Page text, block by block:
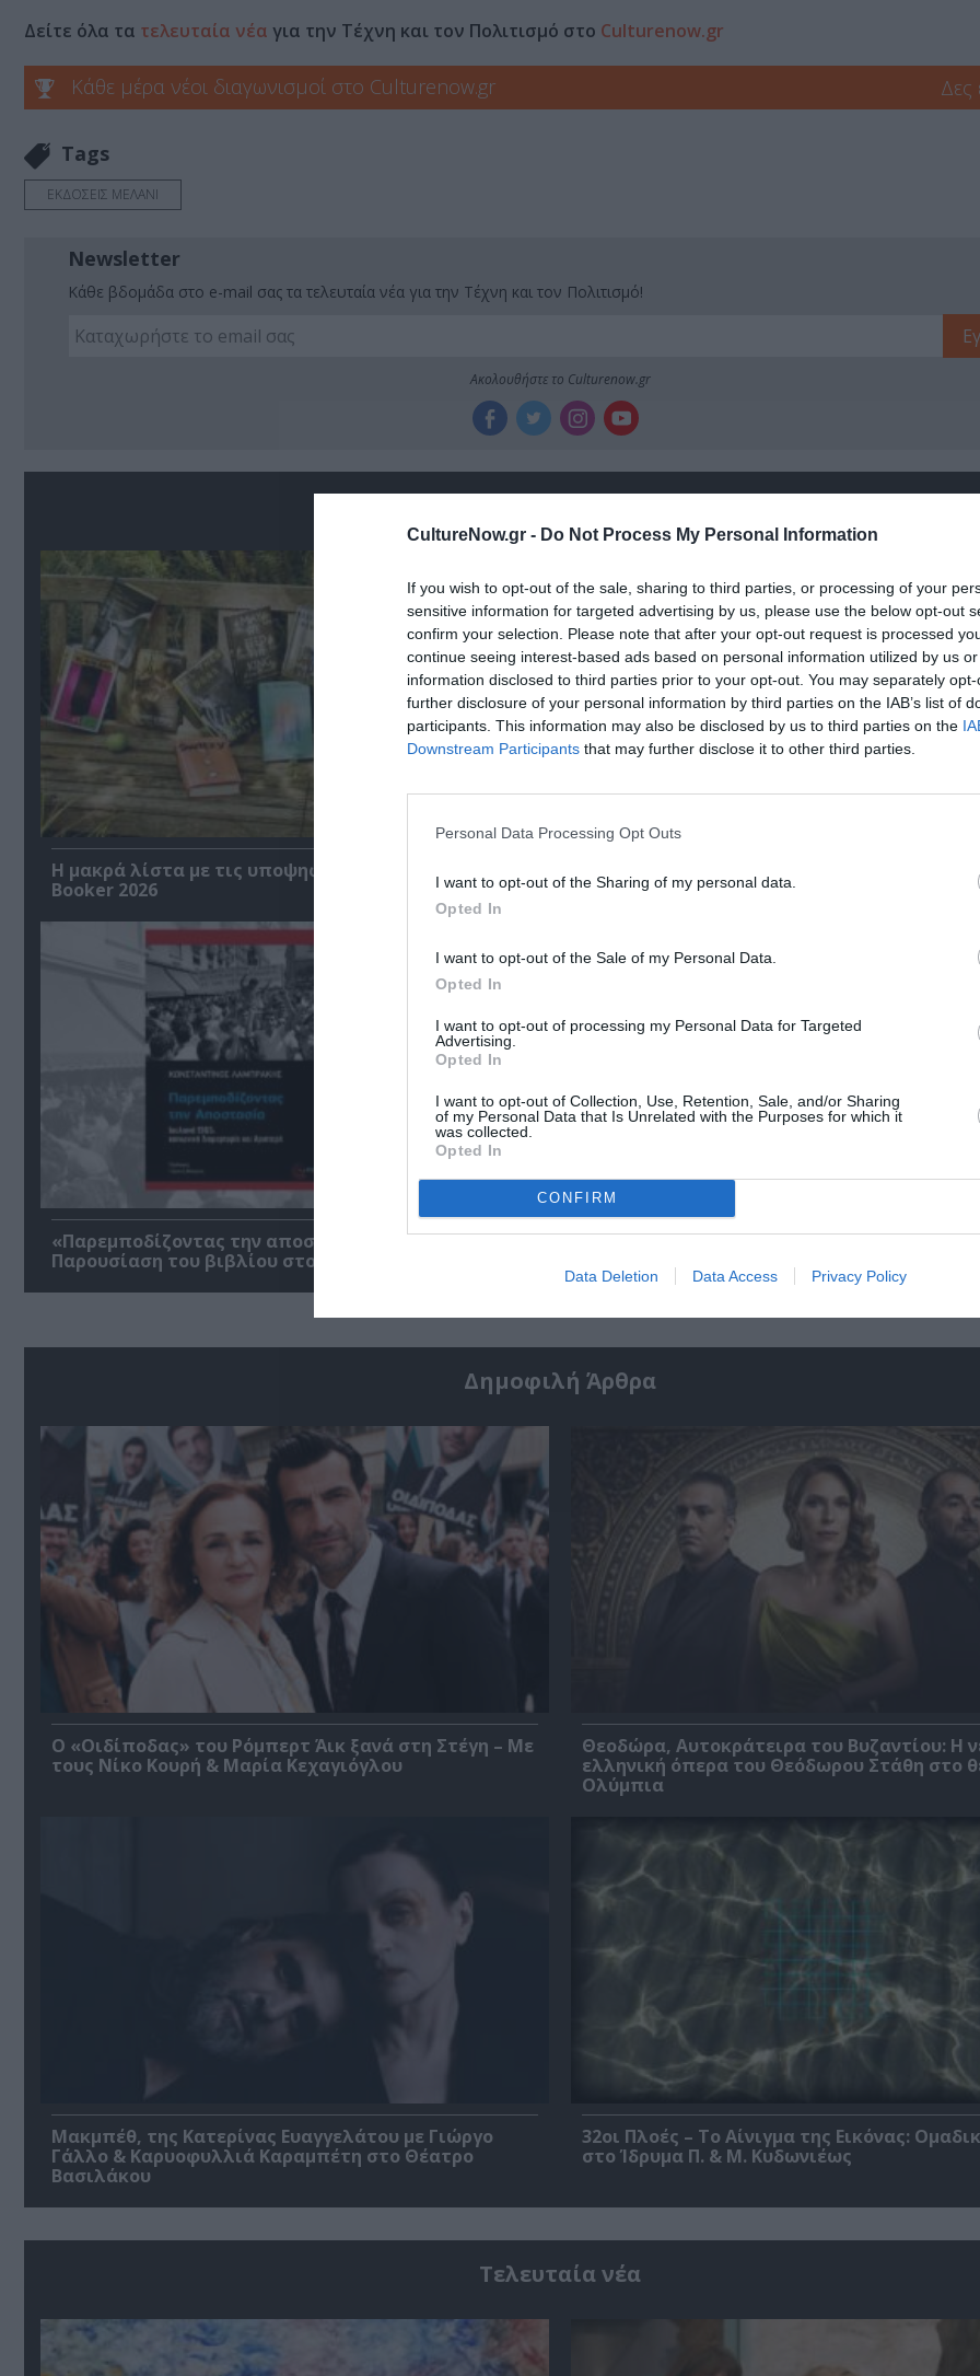
CultureNow.gr - Do Not Process My Personal Information
If you wish to opt-out of the sale, sharing to third parties, or processing of your
sensitive information for targeted advertising by us, please use the below opt-out
confirm your selection. Please note that after your opt-out request is processed
continue seeing interest-based ads based on personal information utilized by us
information disclosed to third parties prior to your opt-out. You may separately
further disclosure of your personal information by third parties on the IAB’s list of
participants. This information may also be disclosed by us to third parties on the
Downstream Participants that may further disclose it to other third parties.
Personal Data Processing Opt Outs
I want to opt-out of the Sharing of my personal data.
Opted In
I want to opt-out of the Sale of my Personal Data.
Opted In
I want to opt-out of processing my Personal Data for Targeted
Advertising.
Opted In
I want to opt-out of Collection, Use, Retention, Sale, and/or Sharing
of my Personal Data that Is Unrelated with the Purposes for which it
was collected.
Opted In
CONFIRM
Data Deletion Data Access Privacy Policy
Δείτε όλα τα τελευταία νέα για την Τέχνη και τον Πολιτισμό στο Culturenow.gr
Κάθε μέρα νέοι διαγωνισμοί στο Culturenow.gr Δες
Tags
ΕΚΔΟΣΕΙΣ ΜΕΛΑΝΙ
Newsletter
Κάθε βδομάδα στο e-mail σας τα τελευταία νέα για την Τέχνη και τον Πολιτισμό!
Ακολουθήστε το Culturenow.gr
Η μακρά λίστα με τις υποψηφιότητες για το Βραβείο
Booker 2026
«Παρεμποδίζοντας την αποστασία, Ιουλιανά 1965»:
Παρουσίαση του βιβλίου στο Μεταξουργείο
Σπύρος Κακατσάκης – Ανακρίνοντας το
Δημοφιλή Άρθρα
O «Οιδίποδας» του Ρόμπερτ Άικ ξανά στη Στέγη – Με
τους Νίκο Κουρή & Μαρία Κεχαγιόγλου
Θεοδώρα, Αυτοκράτειρα του Βυζαντίου: Η
ελληνική όπερα του Θεόδωρου Στάθη στο
Ολύμπια
Μακμπέθ, της Κατερίνας Ευαγγελάτου με Γιώργο
Γάλλο & Καρυοφυλλιά Καραμπέτη στο Θέατρο
Βασιλάκου
32οι Πλοές – Το Αίνιγμα της Εικόνας:
στο Ίδρυμα Π. & Μ. Κυδωνιέως
Τελευταία νέα